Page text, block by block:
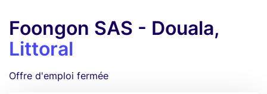
Foongon SAS - Douala,
Littoral
Offre d'emploi fermée